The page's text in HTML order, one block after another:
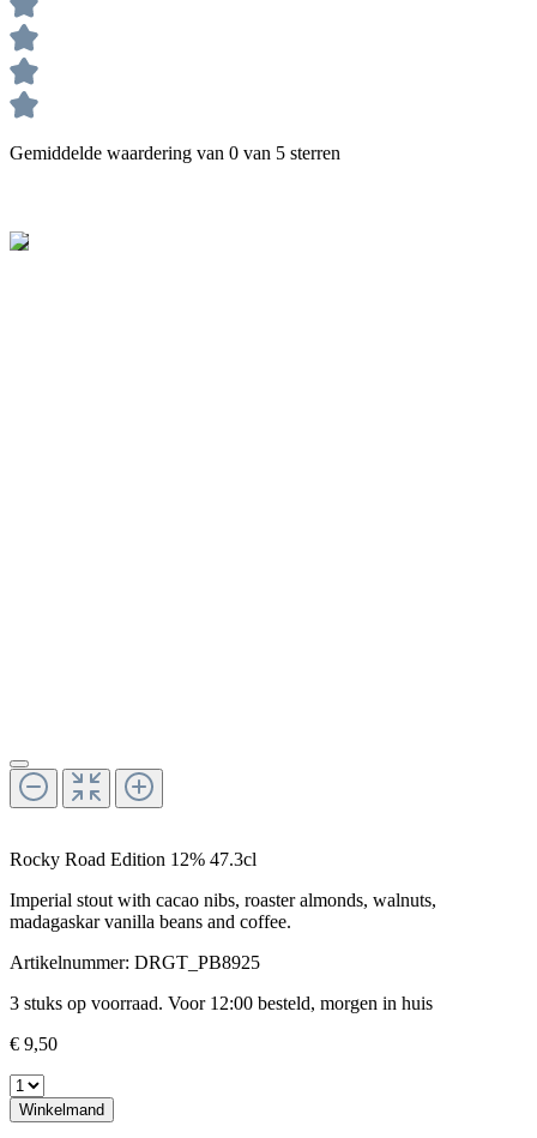
Gemiddelde waardering van 0 van 5 sterren
Rocky Road Edition 12% 47.3cl
Imperial stout with cacao nibs, roaster almonds, walnuts,
madagaskar vanilla beans and coffee.
Artikelnummer: DRGT_PB8925
3 stuks op voorraad. Voor 12:00 besteld, morgen in huis
€ 9,50
Winkelmand